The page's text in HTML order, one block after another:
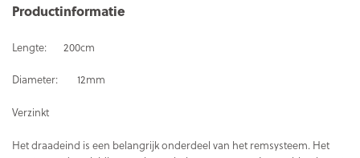
Productinformatie
Lengte: 200cm
Diameter: 12mm
Verzinkt
Het draadeind is een belangrijk onderdeel van het remsysteem. Het